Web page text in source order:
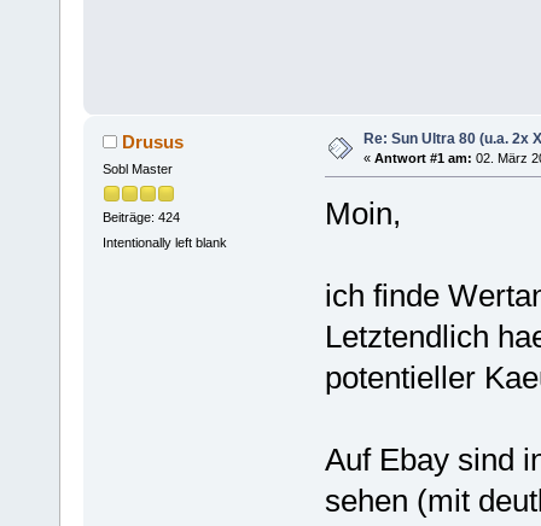
Drusus
Sobl Master
Beiträge: 424
Intentionally left blank
Re: Sun Ultra 80 (u.a. 2x
« Antwort #1 am: 02. März
Moin,
ich finde
Letztendlich
potentieller
Auf Ebay sind
sehen (mit